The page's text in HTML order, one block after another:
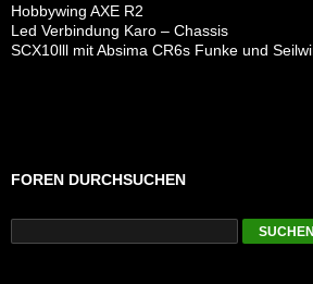
Hobbywing AXE R2
Led Verbindung Karo – Chassis
SCX10lll mit Absima CR6s Funke und
FOREN DURCHSUCHEN